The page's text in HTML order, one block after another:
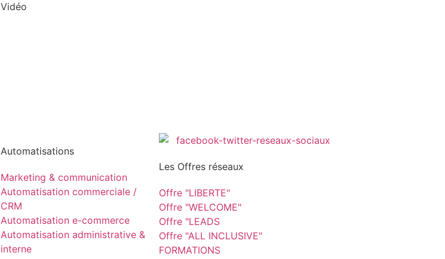
Vidéo
Automatisations
Marketing & communication
Automatisation commerciale /
CRM
Automatisation e-commerce
Automatisation administrative &
interne
Les Offres réseaux
Offre "LIBERTE"
Offre "WELCOME"
Offre "LEADS
Offre "ALL INCLUSIVE"
FORMATIONS